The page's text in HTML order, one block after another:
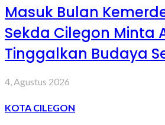
Masuk Bulan
Sekda Cilegon Minta
Tinggalkan Budaya
4, Agustus 2026
KOTA CILEGON